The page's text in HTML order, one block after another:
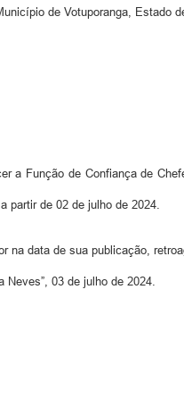
de Votuporanga, Estado
a Função de Confiança de
partir de 02 de julho de 2024.
na data de sua publicação,
Neves”, 03 de julho de 2024.